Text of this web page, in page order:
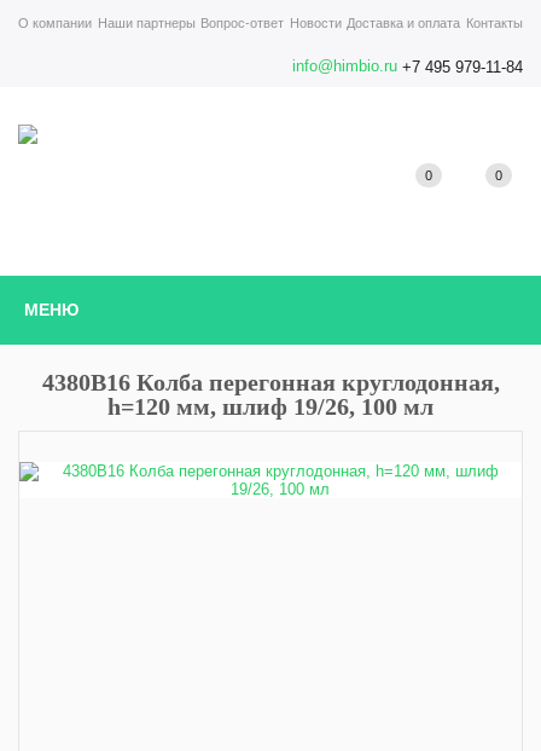
О компании Наши партнеры Вопрос-ответ Новости Доставка и оплата Контакты
info@himbio.ru +7 495 979-11-84
МЕНЮ
0 0
4380B16 Колба перегонная круглодонная,
h=120 мм, шлиф 19/26, 100 мл